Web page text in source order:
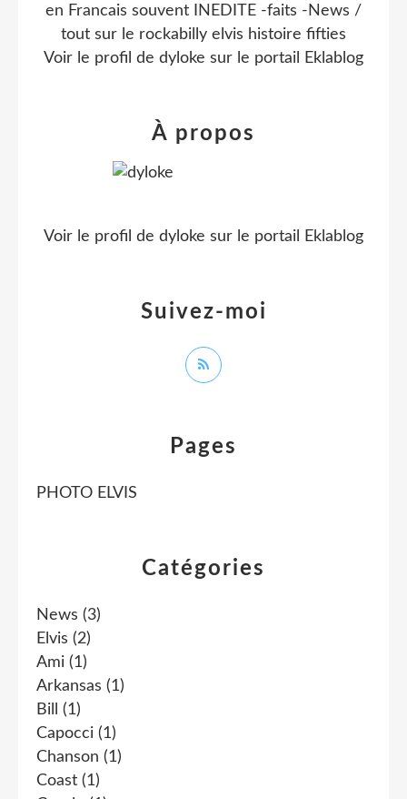
Catégories
News (3)
Elvis (2)
Ami (1)
Arkansas (1)
Bill
(1)
Capocci (1)
Chanson (1)
Coast (1)
Pages
PHOTO ELVIS
en Francais souvent INEDITE -faits -News /
tout sur le rockabilly elvis histoire fifties
Voir le profil de dyloke sur le portail Eklablog
Suivez-moi
À propos
Voir le profil de dyloke sur le portail Eklablog